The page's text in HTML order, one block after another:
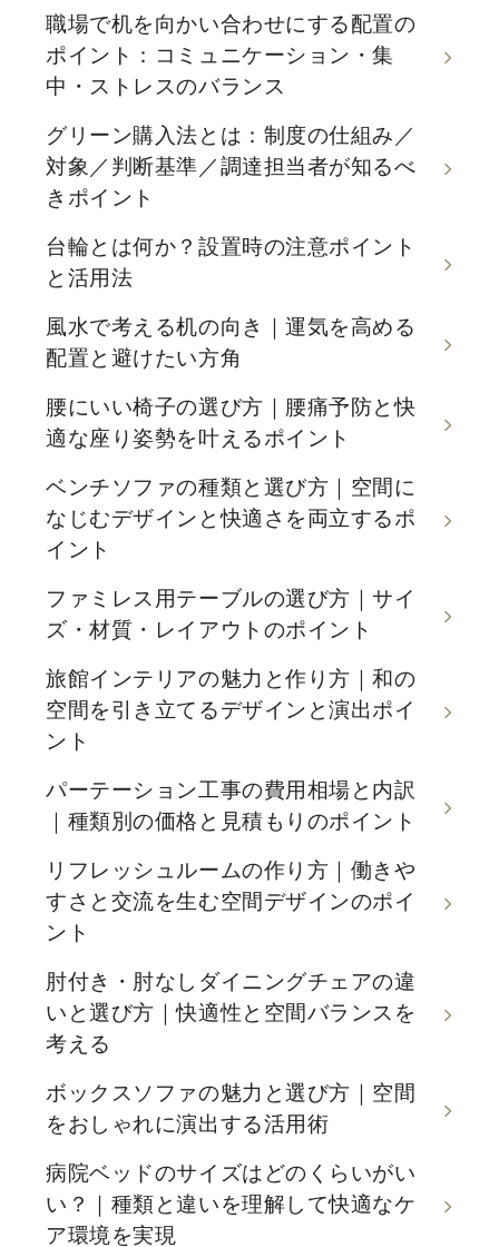
職場で机を向かい合わせにする配置の
ポイント：コミュニケーション・集
中・ストレスのバランス
グリーン購入法とは：制度の仕組み／
対象／判断基準／調達担当者が知るべ
きポイント
台輪とは何か？設置時の注意ポイント
と活用法
風水で考える机の向き｜運気を高める
配置と避けたい方角
腰にいい椅子の選び方｜腰痛予防と快
適な座り姿勢を叶えるポイント
ベンチソファの種類と選び方｜空間に
なじむデザインと快適さを両立するポ
イント
ファミレス用テーブルの選び方｜サイ
ズ・材質・レイアウトのポイント
旅館インテリアの魅力と作り方｜和の
空間を引き立てるデザインと演出ポイ
ント
パーテーション工事の費用相場と内訳
｜種類別の価格と見積もりのポイント
リフレッシュルームの作り方｜働きや
すさと交流を生む空間デザインのポイ
ント
肘付き・肘なしダイニングチェアの違
いと選び方｜快適性と空間バランスを
考える
ボックスソファの魅力と選び方｜空間
をおしゃれに演出する活用術
病院ベッドのサイズはどのくらいがい
い？｜種類と違いを理解して快適なケ
ア環境を実現